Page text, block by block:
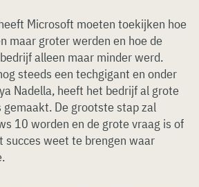
Microsoft moeten toekijken hoe
maar groter werden en hoe de
alleen maar minder werd.
steeds een techgigant en onder
Nadella, heeft het bedrijf al grote
De grootste stap zal
10 worden en de grote vraag is of
succes weet te brengen waar